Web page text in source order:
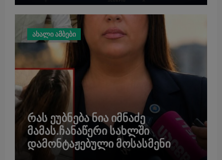
ახალი ამბები
რას ეუბნება ნია იმნაძე
მამას.ჩანაწერი სახლში
დამონტაჟებული მოსასმენი